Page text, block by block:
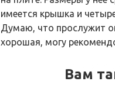
имеется крышка и
Думаю, что прослужит
хорошая, могу
Вам